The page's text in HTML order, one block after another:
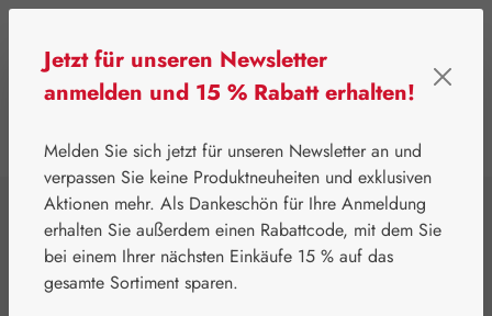
⌂ Handelswaren Erotik & Hygiene
Anulind® Creme
Jetzt für unseren Newsletter
anmelden und 15 % Rabatt erhalten!
Melden Sie sich jetzt für unseren Newsletter an und
verpassen Sie keine Produktneuheiten und exklusiven
Aktionen mehr. Als Dankeschön für Ihre Anmeldung
erhalten Sie außerdem einen Rabattcode, mit dem Sie
bei einem Ihrer nächsten Einkäufe 15 % auf das
gesamte Sortiment sparen.